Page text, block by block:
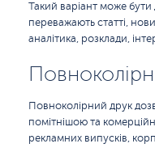
Такий варіант може бути
переважають статті,
аналітика, розклади,
Повноколірний друк
помітнішою та
рекламних випусків,